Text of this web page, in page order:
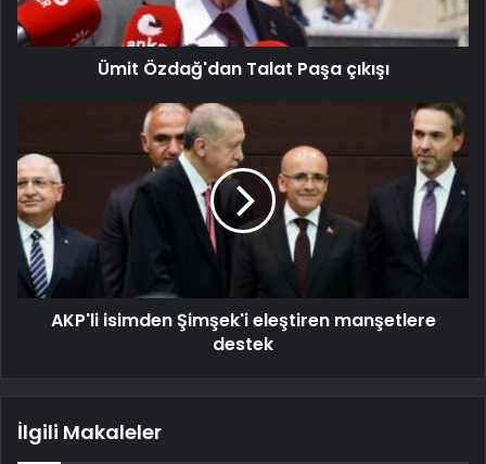
Ümit Özdağ'dan Talat Paşa çıkışı
AKP'li isimden Şimşek'i eleştiren manşetlere
destek
İlgili Makaleler